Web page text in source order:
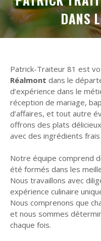
DANS
Patrick-Traiteur 81 est
Réalmont dans le
d’expérience dans le
réception de mariage,
d’affaires, et tout autre
offrons des plats
avec des ingrédients
Notre équipe comprend
été formés dans les
Nous travaillons avec
expérience culinaire
Nous comprenons que
et nous sommes
chaque fois.